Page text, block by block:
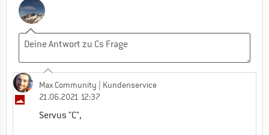
Max Community | Kundenservice
21.06.2021 12:37
Servus "C",